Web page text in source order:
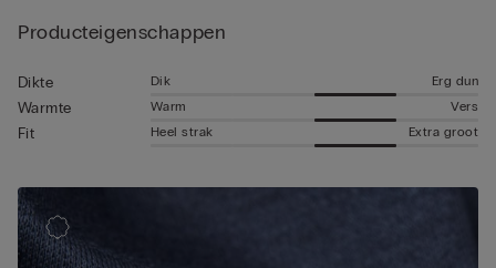
gebruiksgemak en is daarmee ideaal als T-shirt voor een casual
een jasje voor een verzorgde en comfortabele look.
Producteigenschappen
Dikte Dik Erg dun
Warmte Warm Vers
Fit Heel strak Extra groot